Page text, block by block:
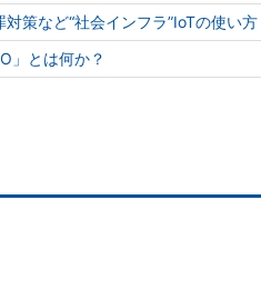
策など“社会インフラ”IoTの使い方
」とは何か？